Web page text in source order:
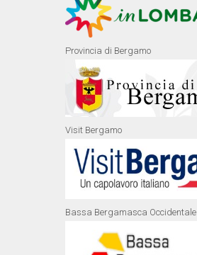
Provincia di Bergamo
Visit Bergamo
Bassa Bergamasca Occidentale